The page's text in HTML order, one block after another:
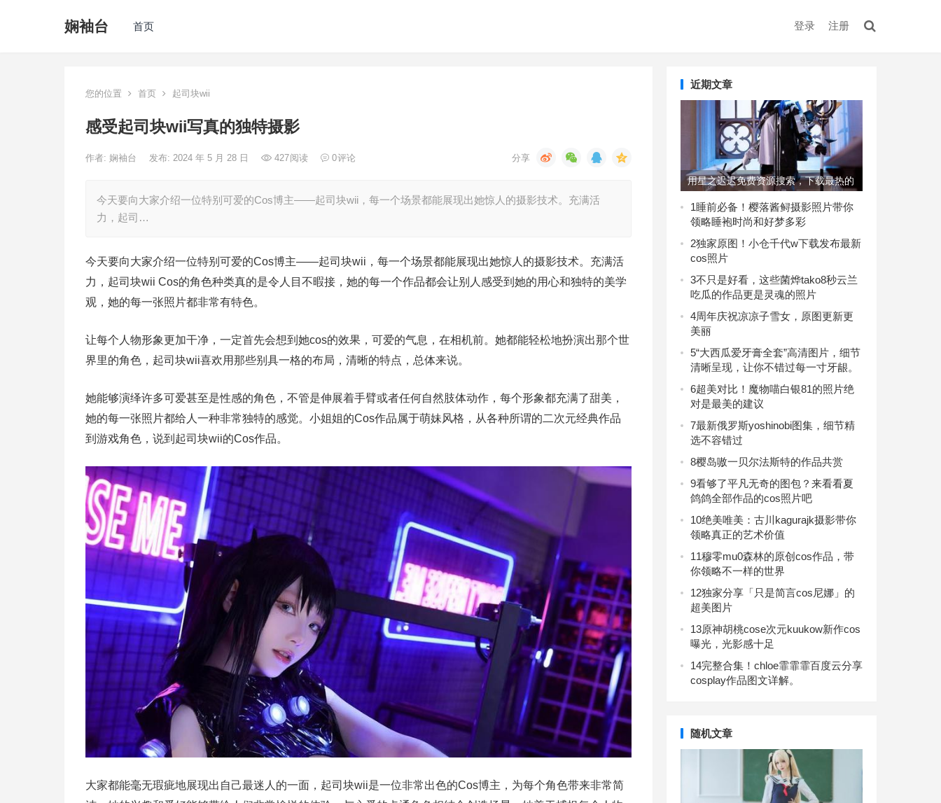
娴袖台 首页 登录 注册
您的位置 首页 起司块wii
感受起司块wii写真的独特摄影
作者: 娴袖台 发布: 2024 年 5 月 28 日 427阅读 0评论
今天要向大家介绍一位特别可爱的Cos博主——起司块wii，每一个场景都能展现出她惊人的摄影技术。充满活
力，起司…
今天要向大家介绍一位特别可爱的Cos博主——起司块wii，每一个场景都能展现出她惊人的摄影技术。充满活
力，起司块wii Cos的角色种类真的是令人目不暇接，她的每一个作品都会让别人感受到她的用心和独特的美学
观，她的每一张照片都非常有特色。
让每个人物形象更加干净，一定首先会想到她cos的效果，可爱的气息，在相机前。她都能轻松地扮演出那个世
界里的角色，起司块wii喜欢用那些别具一格的布局，清晰的特点，总体来说。
她能够演绎许多可爱甚至是性感的角色，不管是伸展着手臂或者任何自然肢体动作，每个形象都充满了甜美，
她的每一张照片都给人一种非常独特的感觉。小姐姐的Cos作品属于萌妹风格，从各种所谓的二次元经典作品
到游戏角色，说到起司块wii的Cos作品。
大家都能毫无瑕疵地展现出自己最迷人的一面，起司块wii是一位非常出色的Cos博主，为每个角色带来非常简
近期文章
用星之迟迟免费资源搜索，下载最热的
美图集
1睡前必备！樱落酱鲟摄影照片带你
领略睡袍时尚和好梦多彩
2独家原图！小仓千代w下载发布最新
cos照片
3不只是好看，这些菌烨tako8秒云兰
吃瓜的作品更是灵魂的照片
4周年庆祝凉凉子雪女，原图更新更
美丽
5“大西瓜爱牙膏全套”高清图片，细节
清晰呈现，让你不错过每一寸牙龈。
6超美对比！魔物喵白银81的照片绝
对是最美的建议
7最新俄罗斯yoshinobi图集，细节精
选不容错过
8樱岛嗷一贝尔法斯特的作品共赏
9看够了平凡无奇的图包？来看看夏
鸽鸽全部作品的cos照片吧
10绝美唯美：古川kagurajk摄影带你
领略真正的艺术价值
11穆零mu0森林的原创cos作品，带
你领略不一样的世界
12独家分享「只是简言cos尼娜」的
超美图片
13原神胡桃cose次元kuukow新作cos
曝光，光影感十足
14完整合集！chloe霏霏霏百度云分享
cosplay作品图文详解。
随机文章